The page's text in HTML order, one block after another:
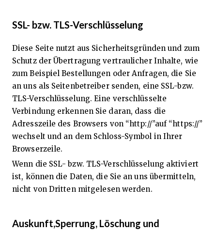
SSL- bzw. TLS-Verschlüsselung
Diese Seite nutzt aus Sicherheitsgründen und zum
Schutz der Übertragung vertraulicher Inhalte, wie
zum Beispiel Bestellungen oder Anfragen, die Sie
an uns als Seitenbetreiber senden, eine SSL-bzw.
TLS-Verschlüsselung. Eine verschlüsselte
Verbindung erkennen Sie daran, dass die
Adresszeile des Browsers von “http://”auf “https://”
wechselt und an dem Schloss-Symbol in Ihrer
Browserzeile.
Wenn die SSL- bzw. TLS-Verschlüsselung aktiviert
ist, können die Daten, die Sie an uns übermitteln,
nicht von Dritten mitgelesen werden.
Auskunft,Sperrung, Löschung und